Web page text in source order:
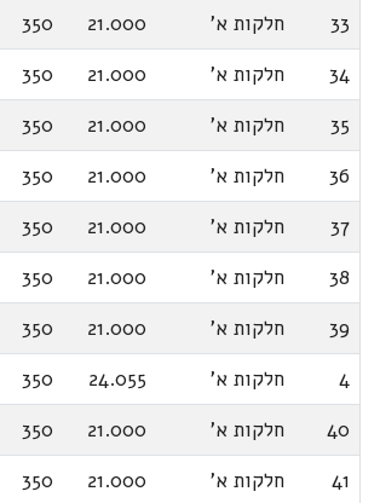
33
חלקות א' 21.000
350
34
חלקות א' 21.000
350
35
חלקות א' 21.000
350
36
חלקות א' 21.000
350
37
חלקות א' 21.000
350
38
חלקות א' 21.000
350
39
חלקות א' 21.000
350
4
חלקות א' 24.055
350
40
חלקות א' 21.000
350
41
חלקות א' 21.000
350